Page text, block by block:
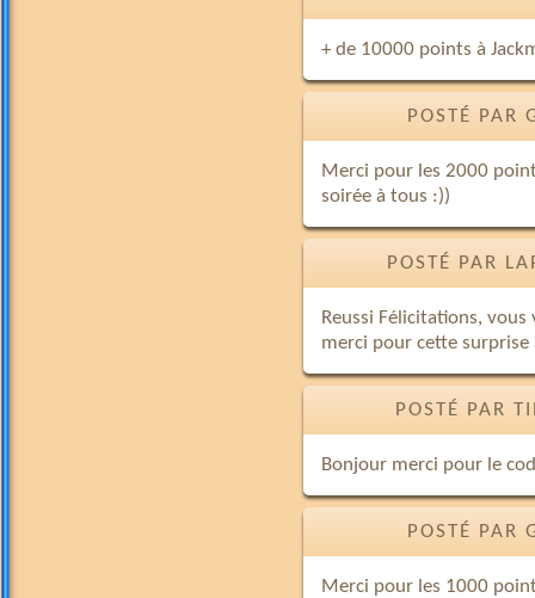
+ de 10000 points à
POSTÉ
Merci pour les 2000
soirée à tous :))
POSTÉ PAR
Reussi Félicitations,
merci pour cette surprise
POSTÉ PAR
Bonjour merci pour le
POSTÉ
Merci pour les 1000